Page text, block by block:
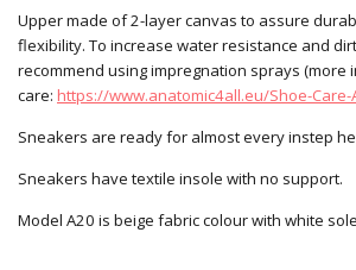
Upper made of 2-layer canvas to assure
flexibility. To increase water resistance and
recommend using impregnation sprays (more
care: https://www.anatomic4all.eu/Shoe-Care-
Sneakers are ready for almost every instep
Sneakers have textile insole with no support.
Model A20 is beige fabric colour with white